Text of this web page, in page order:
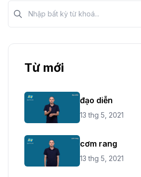
Tìm kiếm?>
Từ mới
đạo diễn
13 thg 5, 2021
cơm rang
13 thg 5, 2021